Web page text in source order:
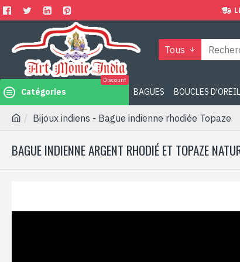
Tous
Catégories
Discount
BAGUES BOUCLES
Bijoux indiens - Bague indienne rhodiée Topaze
BAGUE INDIENNE ARGENT RHODIÉ ET TOPAZE